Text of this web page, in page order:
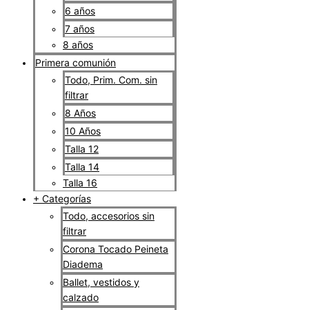
6 años
7 años
8 años
Primera comunión
Todo, Prim. Com. sin
filtrar
8 Años
10 Años
Talla 12
Talla 14
Talla 16
+ Categorías
Todo, accesorios sin
filtrar
Corona Tocado Peineta
Diadema
Ballet, vestidos y
calzado